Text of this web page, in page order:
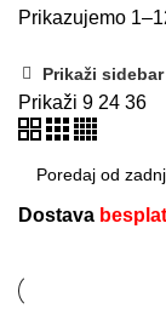
Prikazujemo
Prikaži sidebar
Prikaži 9 24 36
Dostava